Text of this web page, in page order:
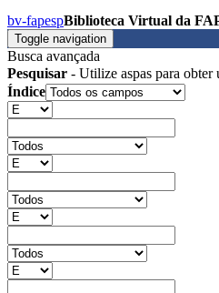
bv-fapespBiblioteca Virtual da
Toggle navigation
Busca avançada
Pesquisar - Utilize aspas para obter
Índice